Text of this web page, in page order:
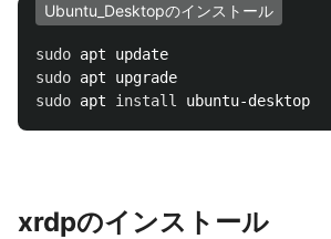
Ubuntu_Desktopのインストール
sudo
sudo
sudo apt install
xrdpのインストール